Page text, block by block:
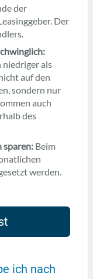
der
Der
niedriger als
auf den
sondern nur
auch
des
sparen:Beim
werden.
ich nach